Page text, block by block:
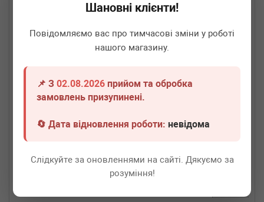
Шановні клієнти!
Повідомляємо вас про тимчасові зміни у роботі
нашого магазину.
📌 З02.08.2026 прийом та обробка
замовлень призупинені.
🔄 Дата відновлення роботи:невідома
Слідкуйте за оновленнями на сайті. Дякуємо за
розуміння!
VW350-200
Гофра глушника VW Caddy III 1.9 TDI 04-10 (50x200)